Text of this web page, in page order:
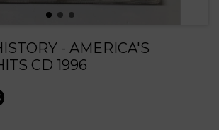
- AMERICA'S
CD 1996